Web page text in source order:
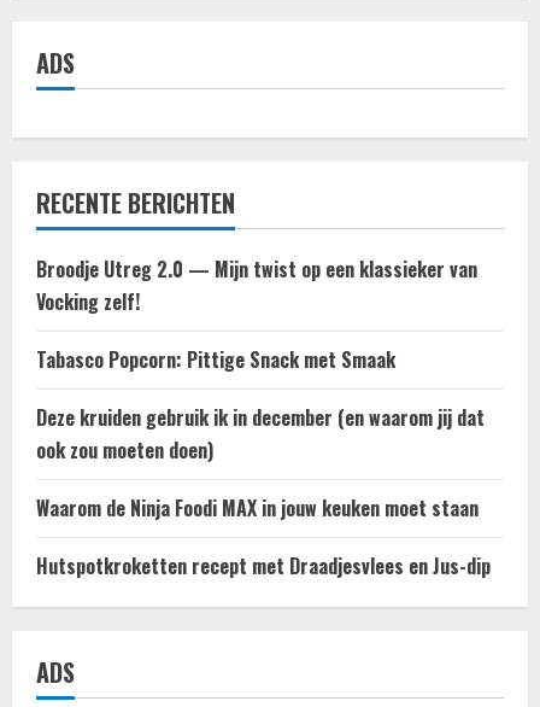
ADS
RECENTE BERICHTEN
Broodje Utreg 2.0 — Mijn twist op een klassieker van
Vocking zelf!
Tabasco Popcorn: Pittige Snack met Smaak
Deze kruiden gebruik ik in december (en waarom jij dat
ook zou moeten doen)
Waarom de Ninja Foodi MAX in jouw keuken moet staan
Hutspotkroketten recept met Draadjesvlees en Jus-dip
ADS